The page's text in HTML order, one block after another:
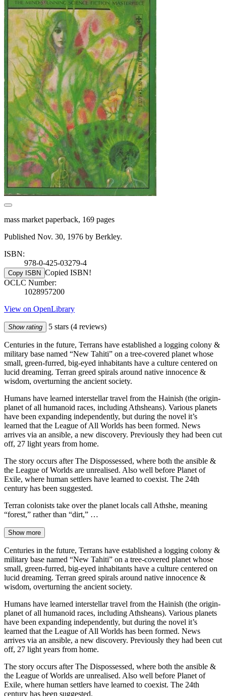
mass market paperback, 169 pages
Published Nov. 30, 1976 by Berkley.
ISBN:
978-0-425-03279-4
Copy ISBN Copied ISBN!
OCLC Number:
1028957200
View on OpenLibrary
Show rating 5 stars (4 reviews)
Centuries in the future, Terrans have established a logging colony &
military base named “New Tahiti” on a tree-covered planet whose
small, green-furred, big-eyed inhabitants have a culture centered on
lucid dreaming. Terran greed spirals around native innocence &
wisdom, overturning the ancient society.
Humans have learned interstellar travel from the Hainish (the origin-
planet of all humanoid races, including Athsheans). Various planets
have been expanding independently, but during the novel it’s
learned that the League of All Worlds has been formed. News
arrives via an ansible, a new discovery. Previously they had been cut
off, 27 light years from home.
The story occurs after The Dispossessed, where both the ansible &
the League of Worlds are unrealised. Also well before Planet of
Exile, where human settlers have learned to coexist. The 24th
century has been suggested.
Terran colonists take over the planet locals call Athshe, meaning
“forest,” rather than “dirt,” …
Show more
Centuries in the future, Terrans have established a logging colony &
military base named “New Tahiti” on a tree-covered planet whose
small, green-furred, big-eyed inhabitants have a culture centered on
lucid dreaming. Terran greed spirals around native innocence &
wisdom, overturning the ancient society.
Humans have learned interstellar travel from the Hainish (the origin-
planet of all humanoid races, including Athsheans). Various planets
have been expanding independently, but during the novel it’s
learned that the League of All Worlds has been formed. News
arrives via an ansible, a new discovery. Previously they had been cut
off, 27 light years from home.
The story occurs after The Dispossessed, where both the ansible &
the League of Worlds are unrealised. Also well before Planet of
Exile, where human settlers have learned to coexist. The 24th
century has been suggested.